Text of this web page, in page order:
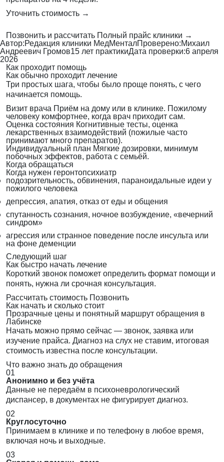
Уточнить стоимость →
Позвонить и рассчитать Полный прайс клиники →
Автор:Редакция клиники МедМенталПроверено:Михаил
Андреевич Громов15 лет практикиДата проверки:6 апреля
2026
Как проходит помощь
Как обычно проходит лечение
Три простых шага, чтобы было проще понять, с чего
начинается помощь.
Визит врача Приём на дому или в клинике. Пожилому
человеку комфортнее, когда врач приходит сам.
Оценка состояния Когнитивные тесты, оценка
лекарственных взаимодействий (пожилые часто
принимают много препаратов).
Индивидуальный план Мягкие дозировки, минимум
побочных эффектов, работа с семьёй.
Когда обращаться
Когда нужен геронтопсихиатр
подозрительность, обвинения, параноидальные идеи у
пожилого человека
депрессия, апатия, отказ от еды и общения
спутанность сознания, ночное возбуждение, «вечерний
синдром»
агрессия или странное поведение после инсульта или
на фоне деменции
Следующий шаг
Как быстро начать лечение
Короткий звонок поможет определить формат помощи и
понять, нужна ли срочная консультация.
Рассчитать стоимость Позвонить
Как начать и сколько стоит
Прозрачные цены и понятный маршрут обращения в
Лабинске
Начать можно прямо сейчас — звонок, заявка или
изучение прайса. Диагноз на слух не ставим, итоговая
стоимость известна после консультации.
Что важно знать до обращения
01
Анонимно и без учёта
Данные не передаём в психоневрологический
диспансер, в документах не фигурирует диагноз.
02
Круглосуточно
Принимаем в клинике и по телефону в любое время,
включая ночь и выходные.
03